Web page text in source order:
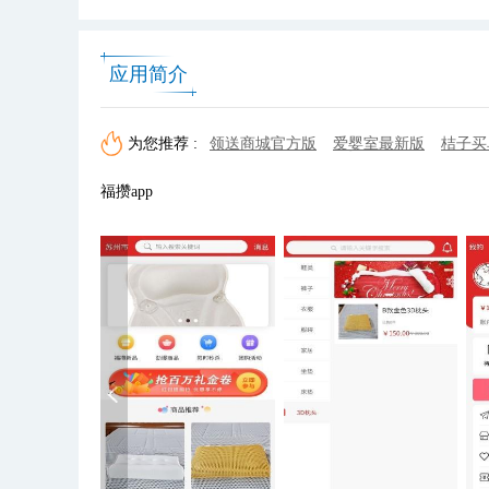
应用简介
为您推荐 : 领送商城官方版 爱婴室最新版 桔子买
福攒app